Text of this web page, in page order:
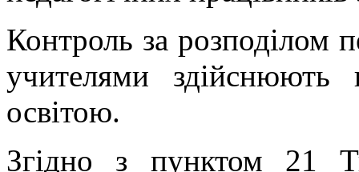
Контроль за розподілом
учителями здійснюють
освітою.
Згідно з пунктом 21